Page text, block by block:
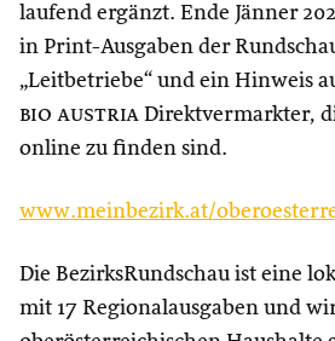
laufend ergänzt. Ende Jänner
in Print-Ausgaben der
„Leitbetriebe“ und ein Hinweis
bio austria Direktvermarkter,
online zu finden sind.
www.meinbezirk.at/
Die BezirksRundschau ist eine
mit 17 Regionalausgaben und